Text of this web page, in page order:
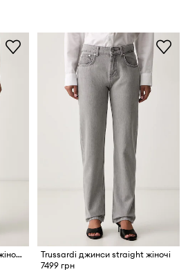
Trussardi спортивні штани жіночі з бавовною
Trussardi джинси straight жіночі
7499 грн